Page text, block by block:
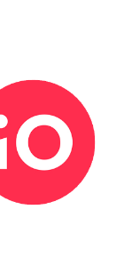
Stockio